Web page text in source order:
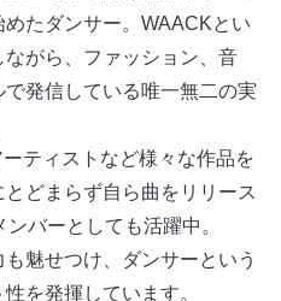
たダンサー。WAACKとい
がら、ファッション、音
発信している唯一無二の実
ティストなど様々な作品を
どまらず自ら曲をリリース
バーとしても活躍中。
魅せつけ、ダンサーという
を発揮しています。